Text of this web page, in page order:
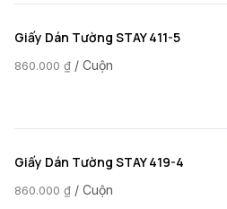
Giấy Dán Tường STAY 411-5
860.000 ₫ / Cuộn
Giấy Dán Tường STAY 419-4
860.000 ₫ / Cuộn